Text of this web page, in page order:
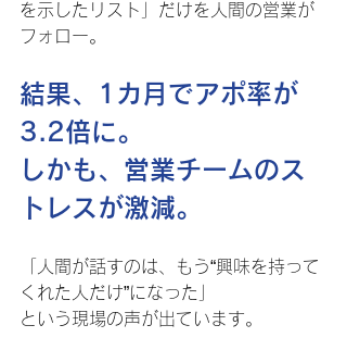
を示したリスト」だけを人間の営業が
フォロー。
結果、1カ月でアポ率が
3.2倍に。
しかも、営業チームのス
トレスが激減。
「人間が話すのは、もう“興味を持って
くれた人だけ”になった」
という現場の声が出ています。